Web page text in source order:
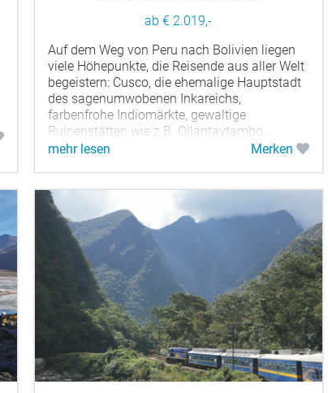
ab € 2.019,-
Auf dem Weg von Peru nach Bolivien liegen
viele Höhepunkte, die Reisende aus aller Welt
begeistern: Cusco, die ehemalige Hauptstadt
des sagenumwobenen Inkareichs,
farbenfrohe Indiomärkte, gewaltige
Ruinenstätten wie z.B. Ollantaytambo...
mehr lesen
Merken